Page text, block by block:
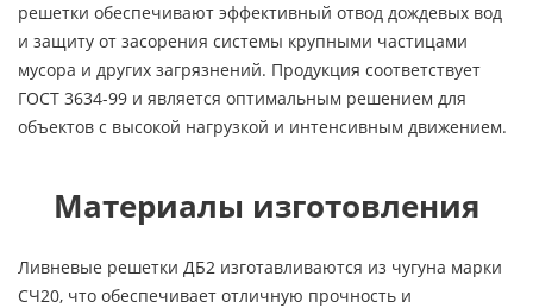
решетки обеспечивают эффективный отвод дождевых вод
и защиту от засорения системы крупными частицами
мусора и других загрязнений. Продукция соответствует
ГОСТ 3634-99 и является оптимальным решением для
объектов с высокой нагрузкой и интенсивным движением.
Материалы изготовления
Ливневые решетки ДБ2 изготавливаются из чугуна марки
СЧ20, что обеспечивает отличную прочность и